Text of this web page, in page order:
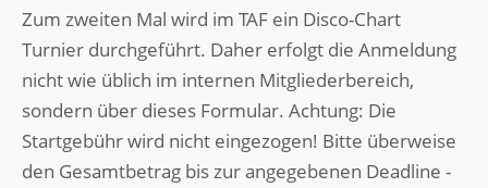
Zum zweiten Mal wird im TAF ein Disco-Chart
Turnier durchgeführt. Daher erfolgt die Anmeldung
nicht wie üblich im internen Mitgliederbereich,
sondern über dieses Formular. Achtung: Die
Startgebühr wird nicht eingezogen! Bitte überweise
den Gesamtbetrag bis zur angegebenen Deadline -